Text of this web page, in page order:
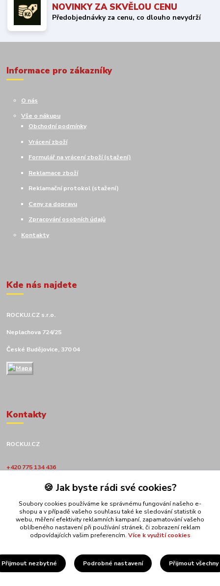
NOVINKY ZA SKVĚLOU CENU
Předobjednávky za cenu, co dlouho nevydrží
Informace pro zákazníky
O nás
Vše o nákupu
Obchodní podmínky
Vrácení zboží
Formulář na vrácení zboží (stažení)
Reklamace zboží
Reklamační protokol (stažení)
Ceny za dopravu
Zpracování osobních údajů
Kontakty
Kde nás najdete
ROCKUJ.CZ s.r.o.
Neplachova 724/25
České Budějovice, 370 04
Kontakty
ROCKUJ.CZ
+420 775 134 436
obchod@rockuj.cz
Upravit sběr cookies.
🍪 Jak byste rádi své cookies?
Soubory cookies používáme ke správnému fungování našeho e-
shopu a v případě vašeho souhlasu také ke sledování statistik o
webu, měření efektivity reklamních kampaní, zapamatování vašeho
oblíbeného nastavení při používání stránek, či zobrazení reklam
odpovídajících vašim preferencím. Více k využití cookies
Přijmout nezbytné Podrobné nastavení Přijmout všechny